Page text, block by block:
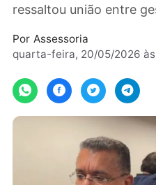
encontro fortalece
ressaltou união
quarta-feira, 20/05/2026